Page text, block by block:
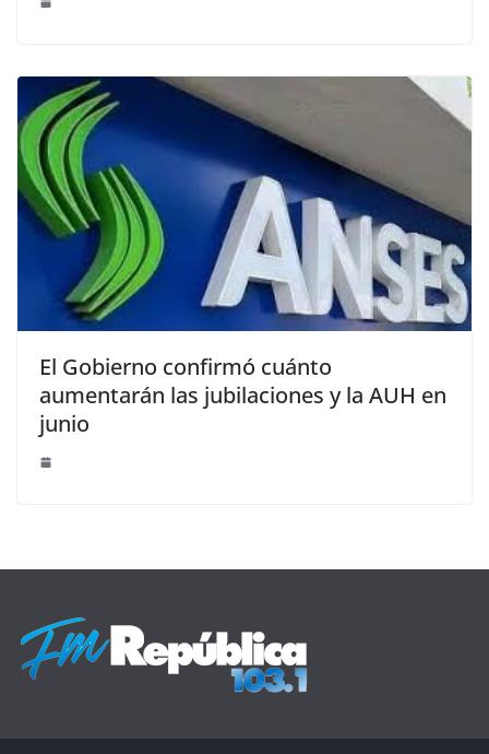
El Gobierno confirmó cuánto
aumentarán las jubilaciones y la AUH en
junio